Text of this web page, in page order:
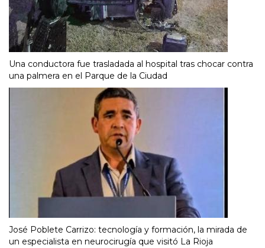
Una conductora fue trasladada al hospital tras chocar contra
una palmera en el Parque de la Ciudad
José Poblete Carrizo: tecnología y formación, la mirada de
un especialista en neurocirugía que visitó La Rioja